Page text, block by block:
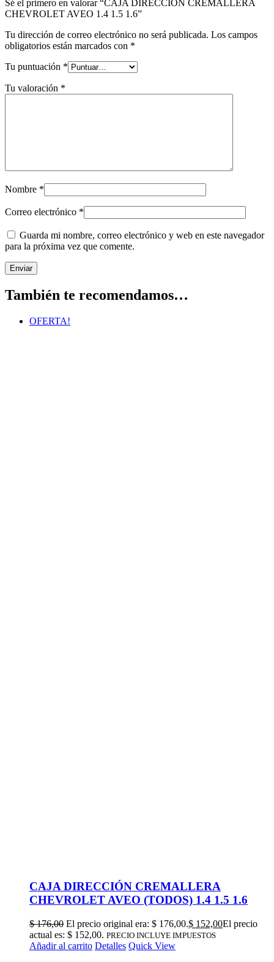
Sé el primero en valorar “CAJA DIRECCIÓN CREMALLERA
CHEVROLET AVEO 1.4 1.5 1.6”
Tu dirección de correo electrónico no será publicada. Los campos
obligatorios están marcados con *
Tu puntuación *
Tu valoración *
Nombre *
Correo electrónico *
Guarda mi nombre, correo electrónico y web en este navegador
para la próxima vez que comente.
También te recomendamos…
OFERTA!
CAJA DIRECCIÓN CREMALLERA
CHEVROLET AVEO (TODOS) 1.4 1.5 1.6
$176,00 El precio original era: $ 176,00.$ 152,00El precio
actual es: $ 152,00. PRECIO INCLUYE IMPUESTOS
Añadir al carrito Detalles Quick View